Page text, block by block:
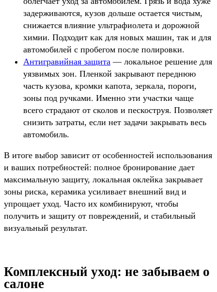
задерживаются, кузов дольше остается чистым,
снижается влияние ультрафиолета и дорожной
химии. Подходит как для новых машин, так и для
автомобилей с пробегом после полировки.
Антигравийная защита — локальное решение для
уязвимых зон. Пленкой закрывают переднюю
часть кузова, кромки капота, зеркала, пороги,
зоны под ручками. Именно эти участки чаще
всего страдают от сколов и пескоструя. Позволяет
снизить затраты, если нет задачи закрывать весь
автомобиль.
В итоге выбор зависит от особенностей использования
и ваших потребностей: полное бронирование дает
максимальную защиту, локальная оклейка закрывает
зоны риска, керамика усиливает внешний вид и
упрощает уход. Часто их комбинируют, чтобы
получить и защиту от повреждений, и стабильный
визуальный результат.
Комплексный уход: не забываем о
салоне